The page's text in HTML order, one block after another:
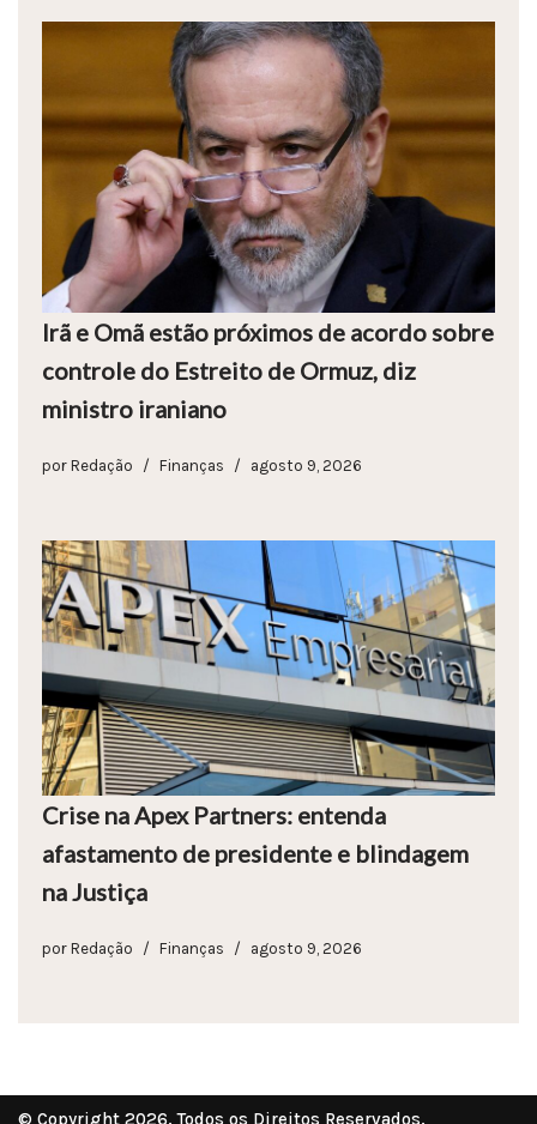
Irã e Omã estão próximos de acordo sobre
controle do Estreito de Ormuz, diz
ministro iraniano
por Redação Finanças agosto 9, 2026
Crise na Apex Partners: entenda
afastamento de presidente e blindagem
na Justiça
por Redação Finanças agosto 9, 2026
© Copyright 2026. Todos os Direitos Reservados.